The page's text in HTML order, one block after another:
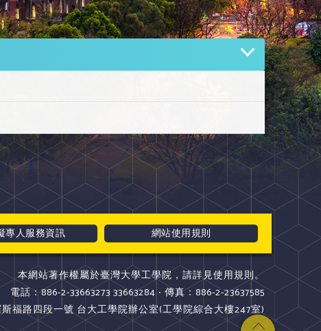
專人服務資訊 網站使用規則
本網站著作權屬於臺灣大學工學院，請詳見使用規則。
電話：886-2-33663273 33663284 ‧ 傳真：886-2-23637585
福路四段一號 台大工學院辦公室(工學院綜合大樓247室)